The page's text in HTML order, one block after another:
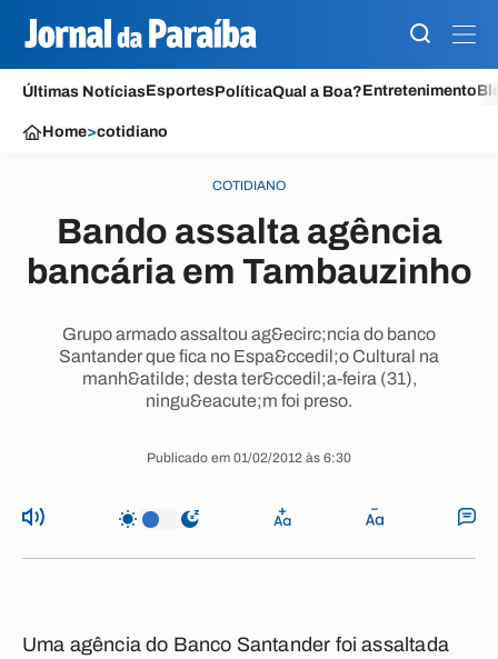
Últimas NotíciasEsportesPolíticaQual a Boa?Entretenimento
Home>cotidiano
COTIDIANO
Bando assalta agência
bancária em Tambauzinho
Grupo armado assaltou ag&ecirc;ncia do banco
Santander que fica no Espa&ccedil;o Cultural na
manh&atilde; desta ter&ccedil;a-feira (31),
ningu&eacute;m foi preso.
Publicado em 01/02/2012 às 6:30
Uma agência do Banco Santander foi assaltada